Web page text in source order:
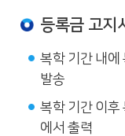
등록금 고지
복학 기간 내에
발송
복학 기간 이후
에서 출력